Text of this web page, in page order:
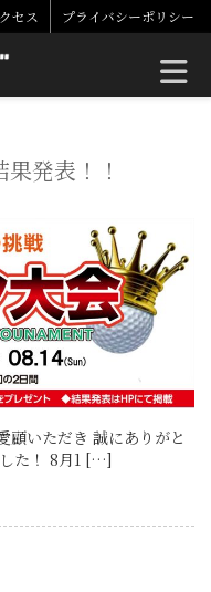
セス プライバシーポリシー
発表！！
いただき 誠にありがと
た！ 8月1 […]